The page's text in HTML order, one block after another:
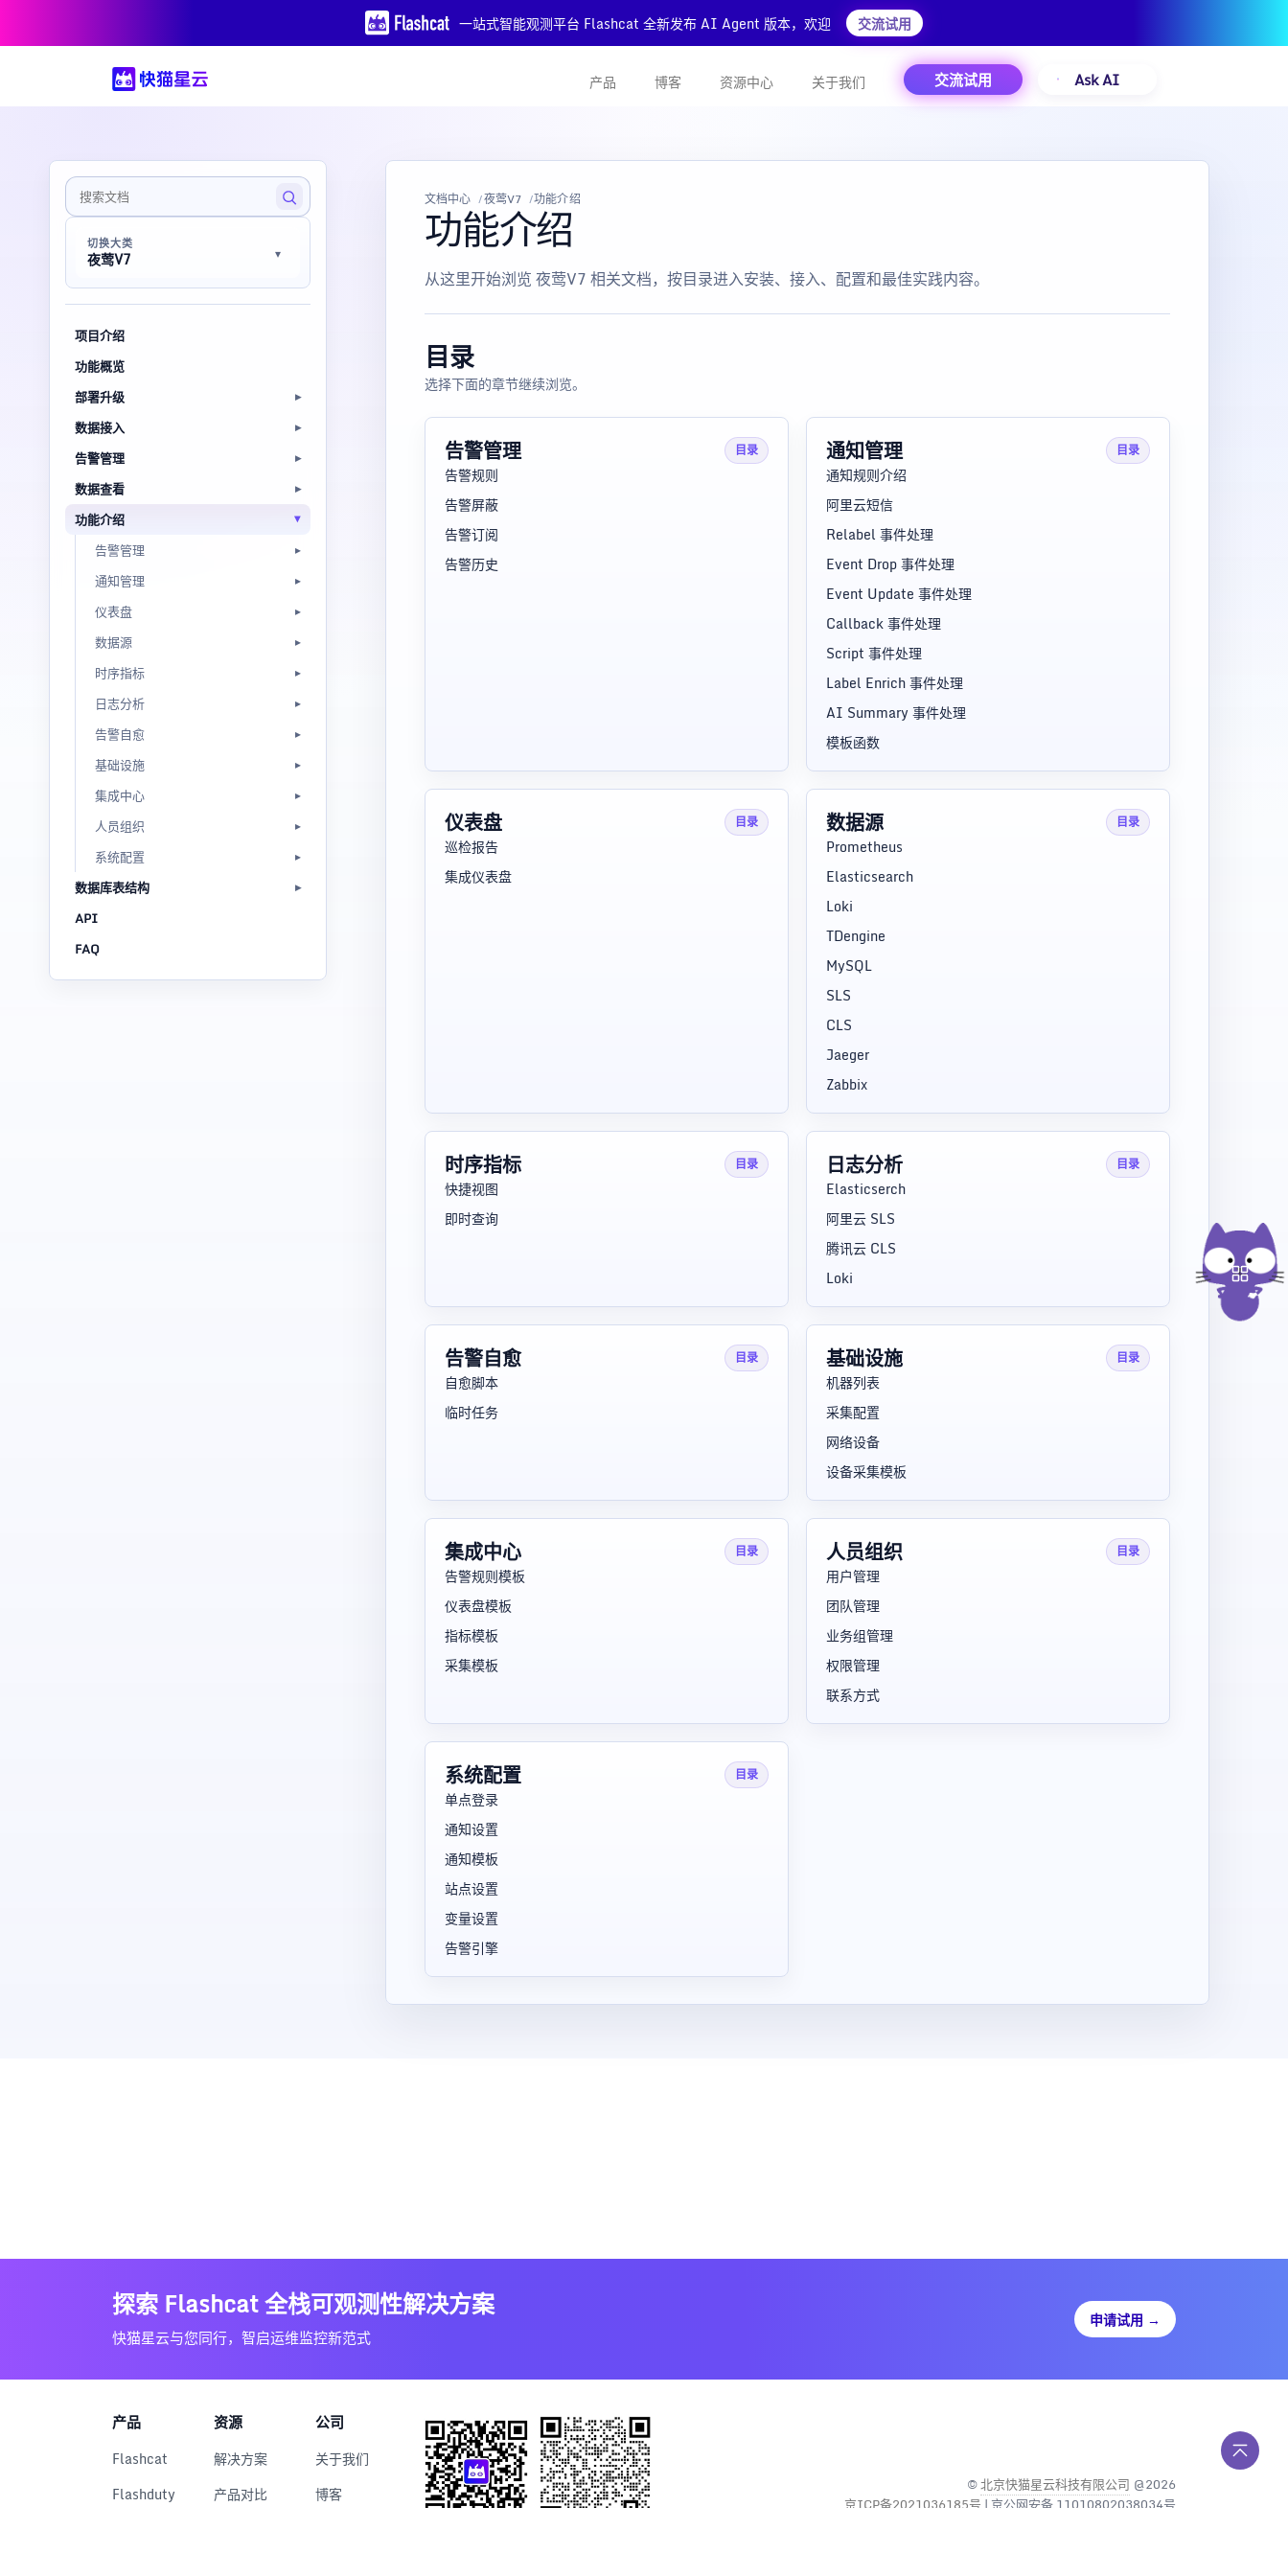
一站式智能观测平台 Flashcat 全新发布 AI Agent 版本，欢迎 交流试用
产品 博客 资源中心 关于我们 交流试用 Ask AI
切换大类
夜莺V7
项目介绍
功能概览
部署升级
数据接入
告警管理
数据查看
功能介绍
告警管理
通知管理
仪表盘
数据源
时序指标
日志分析
告警自愈
基础设施
集成中心
人员组织
系统配置
数据库表结构
API
FAQ
文档中心 夜莺V7 功能介绍
功能介绍
从这里开始浏览 夜莺V7 相关文档，按目录进入安装、接入、配置和最佳实践内容。
目录
选择下面的章节继续浏览。
告警管理 目录
告警规则
告警屏蔽
告警订阅
告警历史
通知管理 目录
通知规则介绍
阿里云短信
Relabel 事件处理
Event Drop 事件处理
Event Update 事件处理
Callback 事件处理
Script 事件处理
Label Enrich 事件处理
AI Summary 事件处理
模板函数
仪表盘 目录
巡检报告
集成仪表盘
数据源 目录
Prometheus
Elasticsearch
Loki
TDengine
MySQL
SLS
CLS
Jaeger
Zabbix
时序指标 目录
快捷视图
即时查询
日志分析 目录
Elasticserch
阿里云 SLS
腾讯云 CLS
Loki
告警自愈 目录
自愈脚本
临时任务
基础设施 目录
机器列表
采集配置
网络设备
设备采集模板
集成中心 目录
告警规则模板
仪表盘模板
指标模板
采集模板
人员组织 目录
用户管理
团队管理
业务组管理
权限管理
联系方式
系统配置 目录
单点登录
通知设置
通知模板
站点设置
变量设置
告警引擎
探索 Flashcat 全栈可观测性解决方案
快猫星云与您同行，智启运维监控新范式
申请试用 →
产品
Flashcat
Flashduty
资源
解决方案
产品对比
公司
关于我们
博客
©北京快猫星云科技有限公司 @2026
京ICP备2021036185号 | 京公网安备 11010802038034号